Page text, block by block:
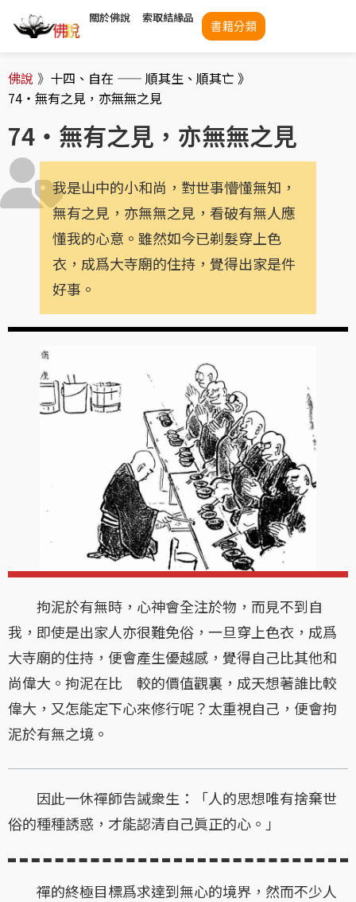
關於佛說 索取結緣品
書籍分類
佛說 》 十四、自在 —— 順其生、順其亡 》
74・無有之見，亦無無之見
74・無有之見，亦無無之見
我是山中的小和尚，對世事懵懂無知，
無有之見，亦無無之見，看破有無人應
懂我的心意。雖然如今已剃髮穿上色
衣，成爲大寺廟的住持，覺得出家是件
好事。
拘泥於有無時，心神會全注於物，而見不到自
我，即使是出家人亦很難免俗，一旦穿上色衣，成爲
大寺廟的住持，便會產生優越感，覺得自己比其他和
尚偉大。拘泥在比 較的價值觀裏，成天想著誰比較
偉大，又怎能定下心來修行呢？太重視自己，便會拘
泥於有無之境。
因此一休禪師告誡衆生：「人的思想唯有捨棄世
俗的種種誘惑，才能認清自己眞正的心。」
禪的終極目標爲求達到無心的境界，然而不少人